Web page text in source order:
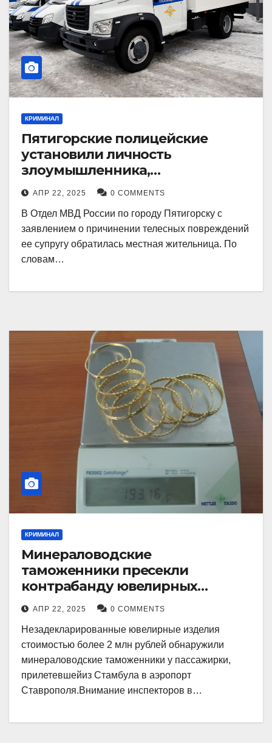
КРИМИНАЛ
Пятигорские полицейские
установили личность
злоумышленника,
причинившего телесные
повреждения местному жителю
АПР 22, 2025 0 COMMENTS
В Отдел МВД России по городу Пятигорску с
заявлением о причинении телесных повреждений
ее супругу обратилась местная жительница. По
словам…
КРИМИНАЛ
Минераловодские
таможенники пресекли
контрабанду ювелирных
изделий на 2 млн рублей
АПР 22, 2025 0 COMMENTS
Незадекларированные ювелирные изделия
стоимостью более 2 млн рублей обнаружили
минераловодские таможенники у пассажирки,
прилетевшейиз Стамбула в аэропорт
Ставрополя.Внимание инспекторов в…